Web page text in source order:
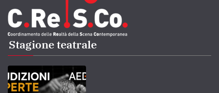
Stagione teatrale